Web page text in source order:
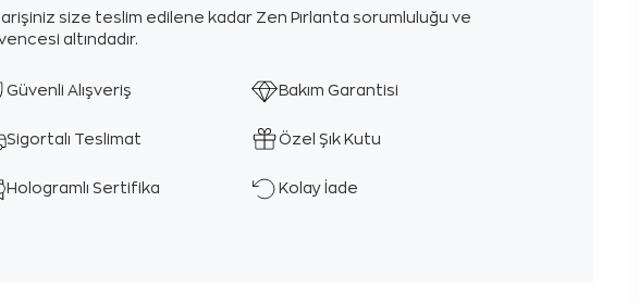
size teslim edilene kadar Zen Pırlanta sorumluluğu ve
altındadır.
Güvenli Alışveriş Bakım Garantisi
Sigortalı Teslimat Özel Şık Kutu
Hologramlı Sertifika Kolay İade